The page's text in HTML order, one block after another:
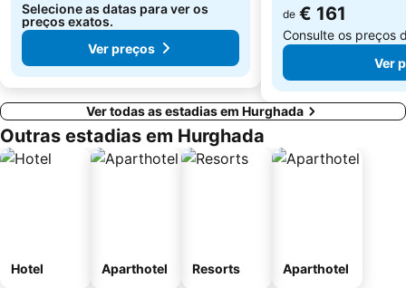
Selecione as datas para ver os
preços exatos.
Ver preços
de € 161
Consulte os preços
Ver
Ver todas as estadias em Hurghada
Outras estadias em Hurghada
Hotel Aparthotel Resorts Aparthotel